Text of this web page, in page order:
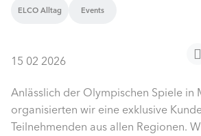
ELCO Alltag Events
15 02 2026
Anlässlich der Olympischen Spiele in
organisierten wir eine exklusive
Teilnehmenden aus allen Regionen.